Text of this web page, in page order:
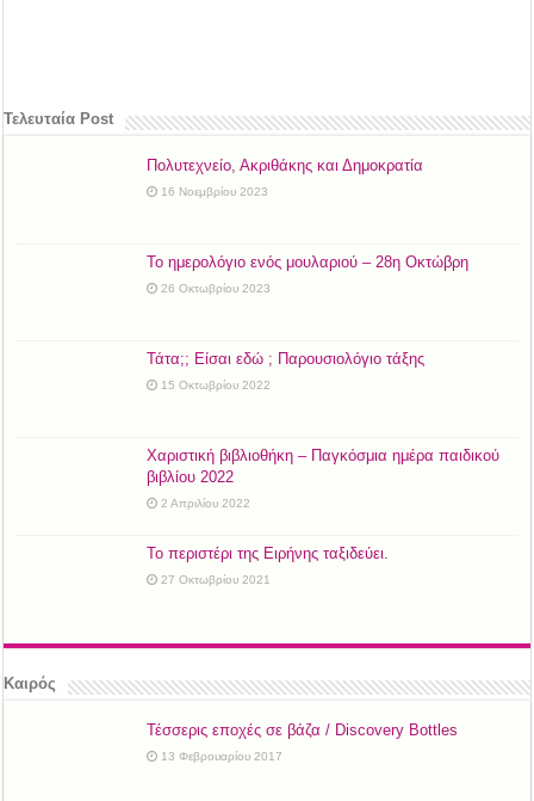
Τελευταία Post
Πολυτεχνείο, Ακριθάκης και Δημοκρατία
16 Νοεμβρίου 2023
Το ημερολόγιο ενός μουλαριού – 28η Οκτώβρη
26 Οκτωβρίου 2023
Τάτα;; Είσαι εδώ ; Παρουσιολόγιο τάξης
15 Οκτωβρίου 2022
Χαριστική βιβλιοθήκη – Παγκόσμια ημέρα παιδικού
βιβλίου 2022
2 Απριλίου 2022
Το περιστέρι της Ειρήνης ταξιδεύει.
27 Οκτωβρίου 2021
Καιρός
Τέσσερις εποχές σε βάζα / Discovery Bottles
13 Φεβρουαρίου 2017